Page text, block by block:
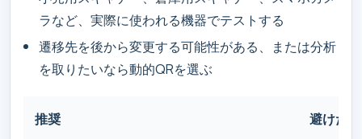
ラなど、実際に使われる機器でテストする
遷移先を後から変更する可能性がある、または分析
を取りたいなら動的QRを選ぶ
推奨 避けた